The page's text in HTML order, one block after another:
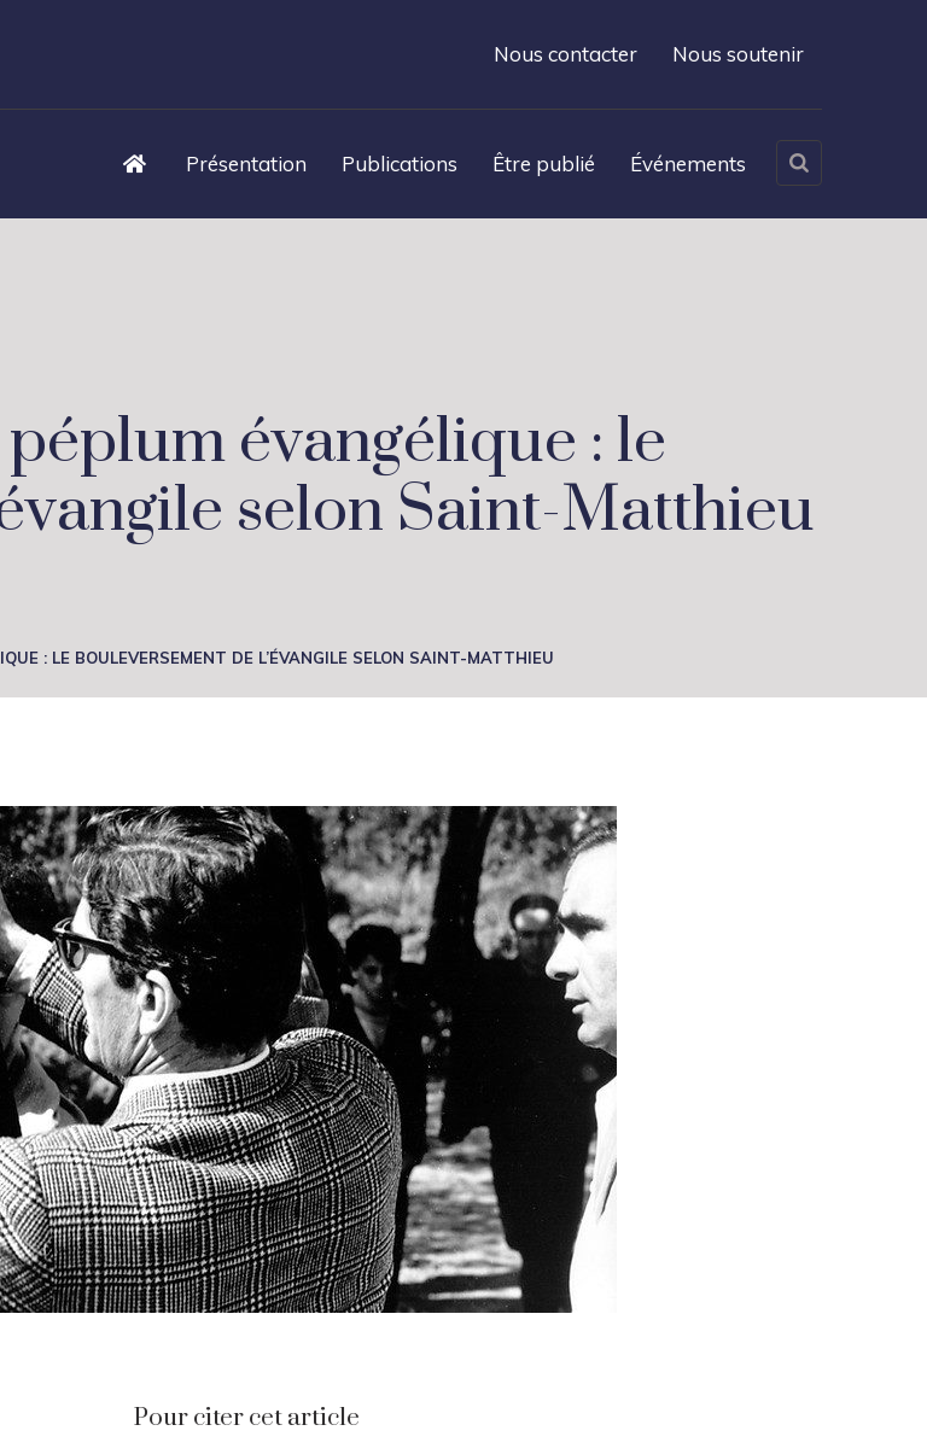
Nous contacter Nous soutenir
Présentation Publications Être publié Événements
péplum évangélique : le
selon Saint-Matthieu
: LE BOULEVERSEMENT DE L’ÉVANGILE SELON SAINT-MATTHIEU
Pour citer cet article